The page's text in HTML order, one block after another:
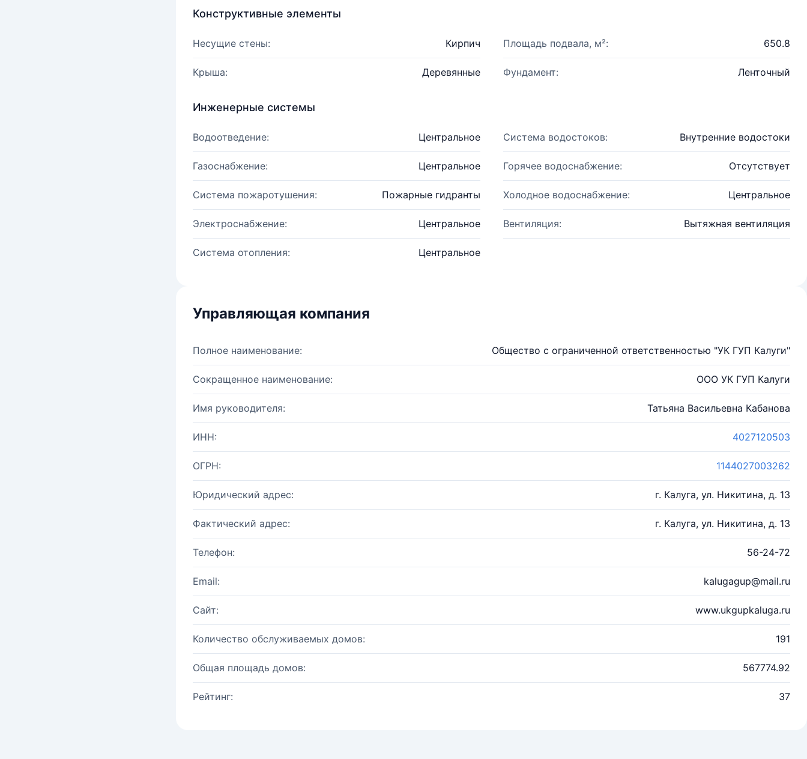
Конструктивные элементы
Несущие стены: Кирпич Площадь подвала, м²: 650.8
Крыша: Деревянные Фундамент: Ленточный
Инженерные системы
Водоотведение: Центральное Система водостоков: Внутренние водостоки
Газоснабжение: Центральное Горячее водоснабжение: Отсутствует
Система пожаротушения: Пожарные гидранты Холодное водоснабжение: Центральное
Электроснабжение: Центральное Вентиляция: Вытяжная вентиляция
Система отопления: Центральное
Управляющая компания
Полное наименование: Общество с ограниченной ответственностью "УК ГУП Калуги"
Сокращенное наименование: ООО УК ГУП Калуги
Имя руководителя: Татьяна Васильевна Кабанова
ИНН: 4027120503
ОГРН: 1144027003262
Юридический адрес: г. Калуга, ул. Никитина, д. 13
Фактический адрес: г. Калуга, ул. Никитина, д. 13
Телефон: 56-24-72
Email: kalugagup@mail.ru
Сайт: www.ukgupkaluga.ru
Количество обслуживаемых домов: 191
Общая площадь домов: 567774.92
Рейтинг: 37